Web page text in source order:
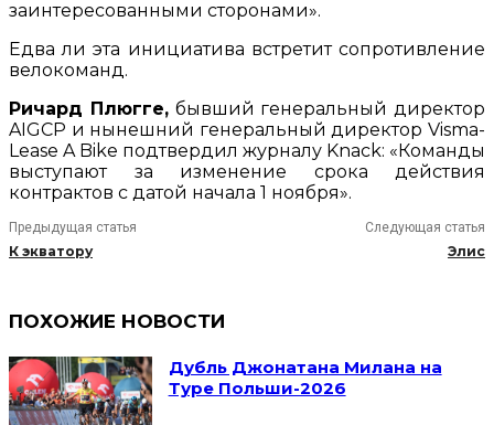
заинтересованными сторонами».
Едва ли эта инициатива встретит сопротивление
велокоманд.
Ричард Плюгге,бывший генеральный директор
AIGCP и нынешний генеральный директор Visma-
Lease A Bike подтвердил журналу Knack: «Команды
выступают за изменение срока действия
контрактов с датой начала 1 ноября».
Предыдущая статья
К экватору
Следующая статья
Элис
ПОХОЖИЕ НОВОСТИ
Дубль Джонатана Милана на
Туре Польши-2026